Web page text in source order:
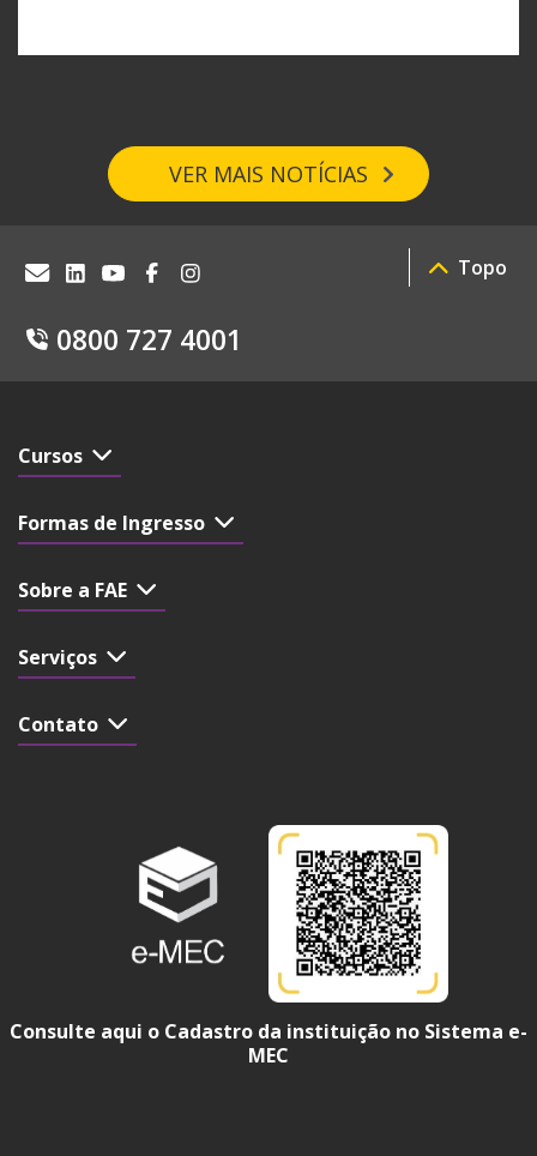
VER MAIS NOTÍCIAS
0800 727 4001
Topo
Cursos
Formas de Ingresso
Sobre a FAE
Serviços
Contato
Consulte aqui o Cadastro da instituição no Sistema e-
MEC